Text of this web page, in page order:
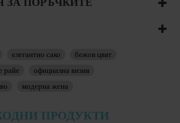
ПОРЪЧКИТЕ
елегантно сако
бежов цвят
райе
официална визия
модерна жена
ПРОДУКТИ